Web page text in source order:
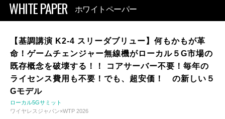
WHITE PAPER ホワイトペーパー
【基調講演 K2-4 スリーダブリュー】何もかもが革
命！ゲームチェンジャー無線機がローカル５G市場の
既存概念を破壊する！！ コアサーバー不要！毎年の
ライセンス費用も不要！でも、超安価！ の新しい５
Gモデル
ローカル5Gサミット
ワイヤレスジャパン×WTP 2026